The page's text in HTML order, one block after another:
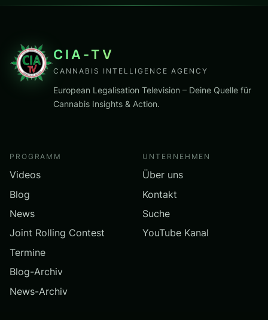
CIA-TV
CANNABIS INTELLIGENCE AGENCY
European Legalisation Television – Deine Quelle für
Cannabis Insights & Action.
PROGRAMM
Videos
Blog
News
Joint Rolling Contest
Termine
Blog-Archiv
News-Archiv
UNTERNEHMEN
Über uns
Kontakt
Suche
YouTube Kanal